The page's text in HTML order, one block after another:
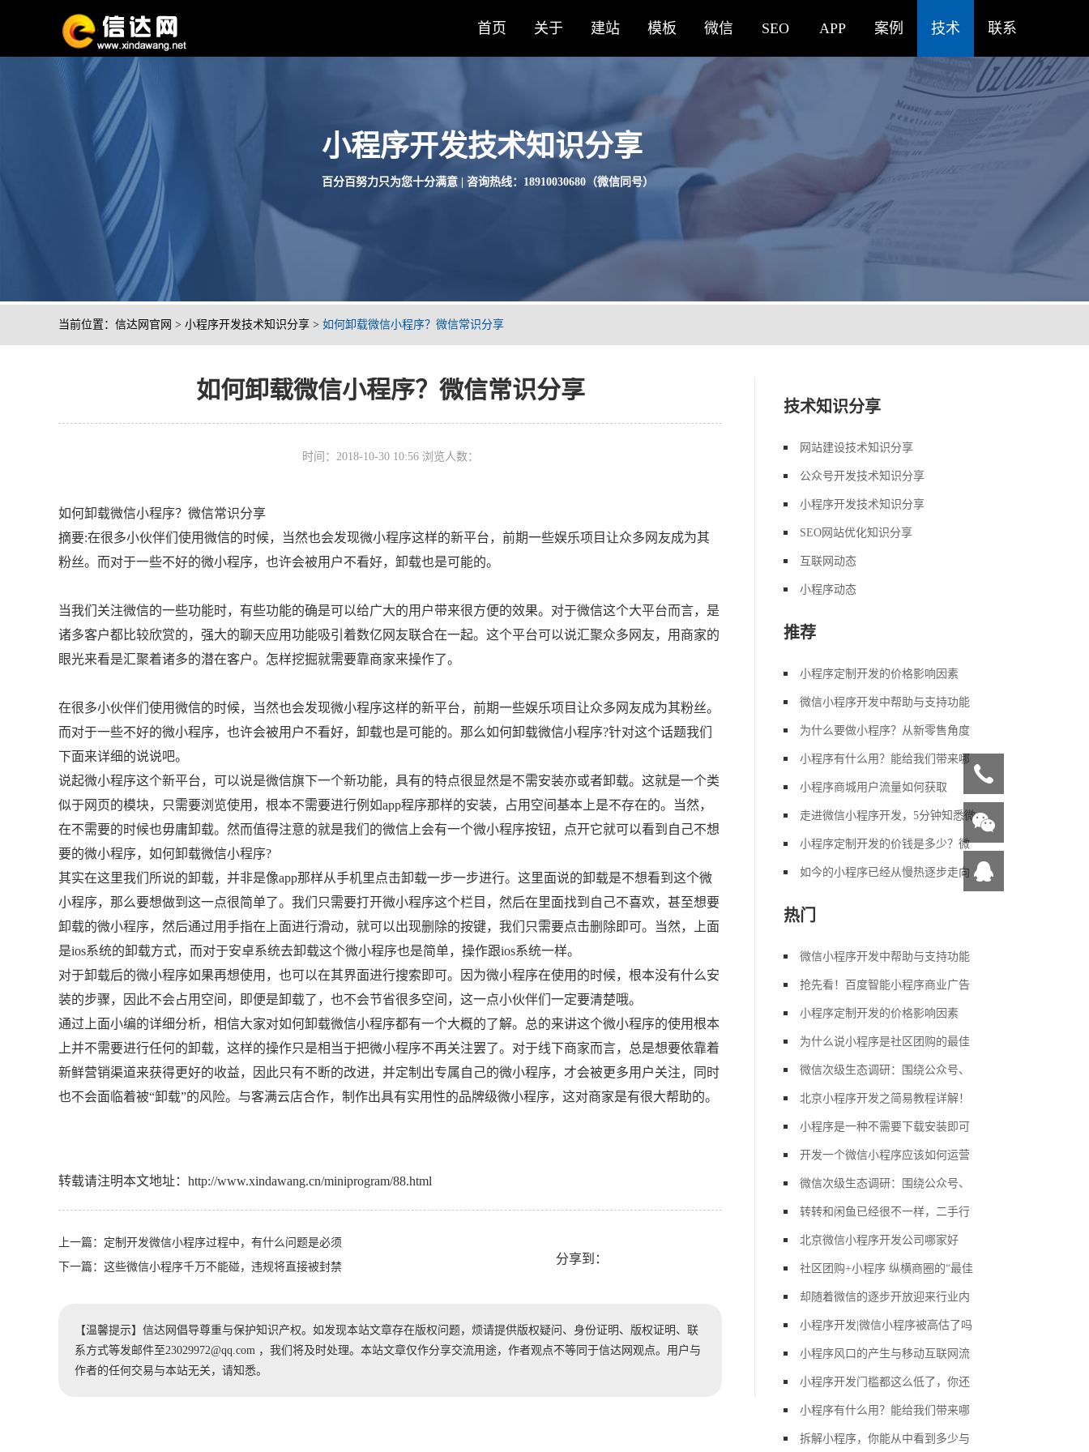
首页 关于 建站 模板 微信 SEO APP 案例 技术 联系
小程序开发技术知识分享
百分百努力只为您十分满意 | 咨询热线：18910030680（微信同号）
当前位置： 信达网官网 > 小程序开发技术知识分享 > 如何卸载微信小程序？微信常识分享
如何卸载微信小程序？微信常识分享
时间：2018-10-30 10:56 浏览人数：
如何卸载微信小程序？微信常识分享
摘要:在很多小伙伴们使用微信的时候，当然也会发现微小程序这样的新平台，前期一些娱乐项目让众多网友成为其
粉丝。而对于一些不好的微小程序，也许会被用户不看好，卸载也是可能的。
当我们关注微信的一些功能时，有些功能的确是可以给广大的用户带来很方便的效果。对于微信这个大平台而言，是
诸多客户都比较欣赏的，强大的聊天应用功能吸引着数亿网友联合在一起。这个平台可以说汇聚众多网友，用商家的
眼光来看是汇聚着诸多的潜在客户。怎样挖掘就需要靠商家来操作了。
在很多小伙伴们使用微信的时候，当然也会发现微小程序这样的新平台，前期一些娱乐项目让众多网友成为其粉丝。
而对于一些不好的微小程序，也许会被用户不看好，卸载也是可能的。那么如何卸载微信小程序?针对这个话题我们
下面来详细的说说吧。
说起微小程序这个新平台，可以说是微信旗下一个新功能，具有的特点很显然是不需安装亦或者卸载。这就是一个类
似于网页的模块，只需要浏览使用，根本不需要进行例如app程序那样的安装，占用空间基本上是不存在的。当然，
在不需要的时候也毋庸卸载。然而值得注意的就是我们的微信上会有一个微小程序按钮，点开它就可以看到自己不想
要的微小程序，如何卸载微信小程序?
其实在这里我们所说的卸载，并非是像app那样从手机里点击卸载一步一步进行。这里面说的卸载是不想看到这个微
小程序，那么要想做到这一点很简单了。我们只需要打开微小程序这个栏目，然后在里面找到自己不喜欢，甚至想要
卸载的微小程序，然后通过用手指在上面进行滑动，就可以出现删除的按键，我们只需要点击删除即可。当然，上面
是ios系统的卸载方式，而对于安卓系统去卸载这个微小程序也是简单，操作跟ios系统一样。
对于卸载后的微小程序如果再想使用，也可以在其界面进行搜索即可。因为微小程序在使用的时候，根本没有什么安
装的步骤，因此不会占用空间，即便是卸载了，也不会节省很多空间，这一点小伙伴们一定要清楚哦。
通过上面小编的详细分析，相信大家对如何卸载微信小程序都有一个大概的了解。总的来讲这个微小程序的使用根本
上并不需要进行任何的卸载，这样的操作只是相当于把微小程序不再关注罢了。对于线下商家而言，总是想要依靠着
新鲜营销渠道来获得更好的收益，因此只有不断的改进，并定制出专属自己的微小程序，才会被更多用户关注，同时
也不会面临着被“卸载”的风险。与客满云店合作，制作出具有实用性的品牌级微小程序，这对商家是有很大帮助的。
转载请注明本文地址： http://www.xindawang.cn/miniprogram/88.html
上一篇： 定制开发微信小程序过程中，有什么问题是必须
下一篇： 这些微信小程序千万不能碰，违规将直接被封禁
分享到：
【温馨提示】信达网倡导尊重与保护知识产权。如发现本站文章存在版权问题，烦请提供版权疑问、身份证明、版权证明、联
系方式等发邮件至23029972@qq.com ，我们将及时处理。本站文章仅作分享交流用途，作者观点不等同于信达网观点。用户与
作者的任何交易与本站无关，请知悉。
技术知识分享
网站建设技术知识分享
公众号开发技术知识分享
小程序开发技术知识分享
SEO网站优化知识分享
互联网动态
小程序动态
推荐
小程序定制开发的价格影响因素
微信小程序开发中帮助与支持功能
为什么要做小程序？从新零售角度
小程序有什么用？能给我们带来哪
小程序商城用户流量如何获取
走进微信小程序开发，5分钟知悉微
小程序定制开发的价钱是多少？微
如今的小程序已经从慢热逐步走向
热门
微信小程序开发中帮助与支持功能
抢先看！百度智能小程序商业广告
小程序定制开发的价格影响因素
为什么说小程序是社区团购的最佳
微信次级生态调研：围绕公众号、
北京小程序开发之简易教程详解！
小程序是一种不需要下载安装即可
开发一个微信小程序应该如何运营
微信次级生态调研：围绕公众号、
转转和闲鱼已经很不一样，二手行
北京微信小程序开发公司哪家好
社区团购+小程序 纵横商圈的“最佳
却随着微信的逐步开放迎来行业内
小程序开发|微信小程序被高估了吗
小程序风口的产生与移动互联网流
小程序开发门槛都这么低了，你还
小程序有什么用？能给我们带来哪
拆解小程序，你能从中看到多少与